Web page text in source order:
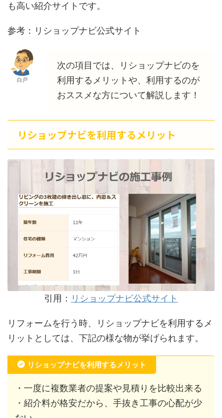
も高い紹介サイトです。
参考：リショップナビ公式サイト
白戸
次の項目では、リショップナビのを
利用するメリットや、利用するのが
おススメな方について解説します！
リショップナビを利用するメリット
引用： リショップナビ公式サイト
リフォームを行う時、リショップナビを利用するメ
リットとしては、下記の様な物が挙げられます。
リショップナビを利用するメリット
・一度に複数業者の提案や見積りを比較出来る
・紹介料が格安だから、手抜き工事の心配が少